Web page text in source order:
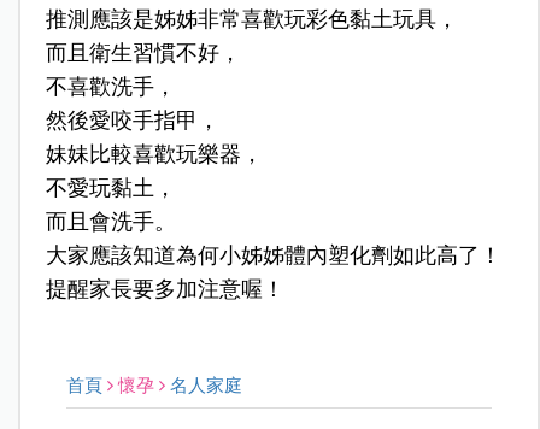
推測應該是姊姊非常喜歡玩彩色黏土玩具，
而且衛生習慣不好，
不喜歡洗手，
然後愛咬手指甲，
妹妹比較喜歡玩樂器，
不愛玩黏土，
而且會洗手。
大家應該知道為何小姊姊體內塑化劑如此高了！
提醒家長要多加注意喔！
首頁 懷孕 名人家庭